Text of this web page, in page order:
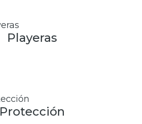
Playeras
Protección